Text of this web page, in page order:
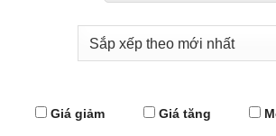
Giá giảm Giá tăng